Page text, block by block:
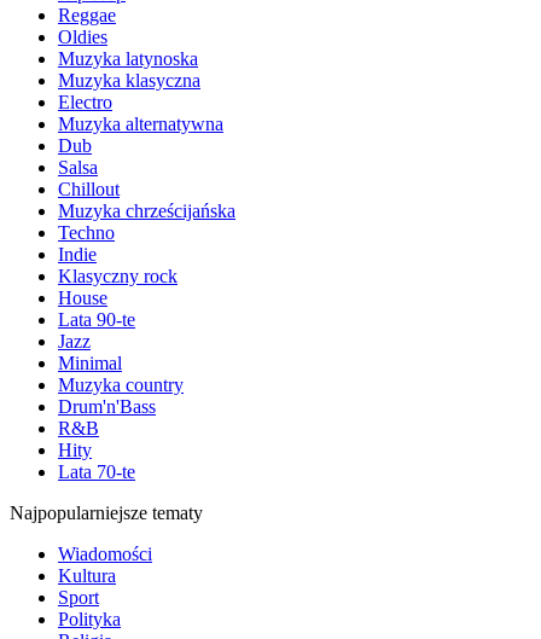
Reggae
Oldies
Muzyka latynoska
Muzyka klasyczna
Electro
Muzyka alternatywna
Dub
Salsa
Chillout
Muzyka chrześcijańska
Techno
Indie
Klasyczny rock
House
Lata 90-te
Jazz
Minimal
Muzyka country
Drum'n'Bass
R&B
Hity
Lata 70-te
Najpopularniejsze tematy
Wiadomości
Kultura
Sport
Polityka